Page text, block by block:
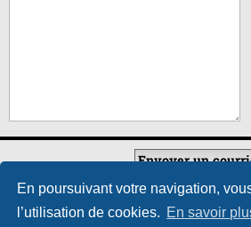
En poursuivant votre navigation,
l’utilisation de cookies. En savoir
Retour vers le site U.A.G.R. Index